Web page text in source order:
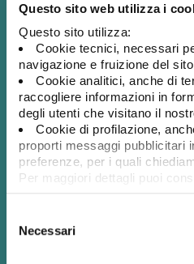
Questo sito web utilizza i
Questo sito utilizza:
Cookie tecnici, necessari
navigazione e fruizione del
Cookie analitici, anche di
raccogliere informazioni in
degli utenti che visitano il
Cookie di profilazione,
proporti messaggi pubblicitari
preferenze, per i quali
Per maggiori dettagli puoi
"Rifiuta".
delNecessari
Commissioni di switch
Incidenza annuale dei costi in
prodotto sino al periodo di